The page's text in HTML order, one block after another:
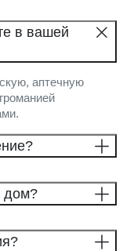
в вашей
аптечную
дом?